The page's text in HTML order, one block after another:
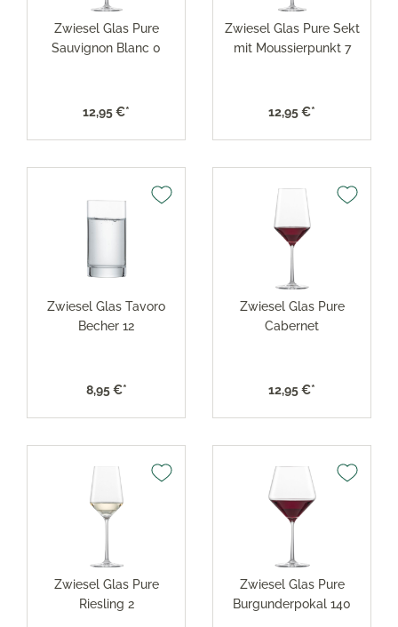
Zwiesel Glas Pure
Sauvignon Blanc 0
12,95 €*
Zwiesel Glas Pure Sekt
mit Moussierpunkt 7
12,95 €*
Zwiesel Glas Tavoro
Becher 12
8,95 €*
Zwiesel Glas Pure
Cabernet
12,95 €*
Zwiesel Glas Pure
Riesling 2
Zwiesel Glas Pure
Burgunderpokal 140